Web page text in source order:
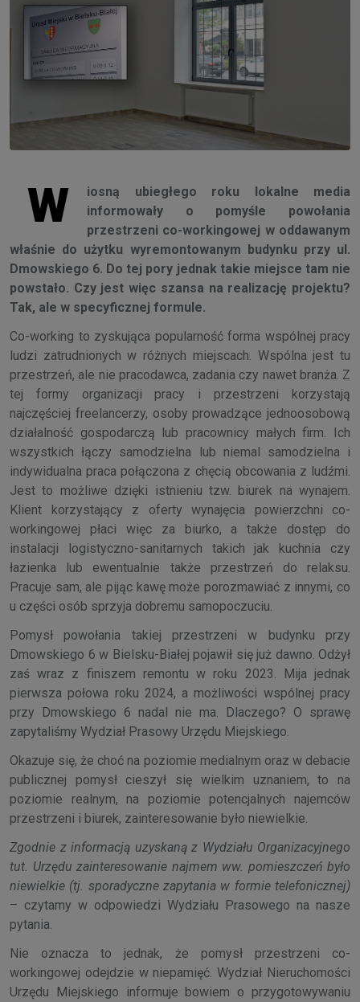
W
iosną ubiegłego roku lokalne media
informowały o pomyśle powołania
przestrzeni co-workingowej w oddawanym
właśnie do użytku wyremontowanym budynku przy ul.
Dmowskiego 6. Do tej pory jednak takie miejsce tam nie
powstało. Czy jest więc szansa na realizację projektu?
Tak, ale w specyficznej formule.
Co-working to zyskująca popularność forma wspólnej pracy
ludzi zatrudnionych w różnych miejscach. Wspólna jest tu
przestrzeń, ale nie pracodawca, zadania czy nawet branża. Z
tej formy organizacji pracy i przestrzeni korzystają
najczęściej freelancerzy, osoby prowadzące jednoosobową
działalność gospodarczą lub pracownicy małych firm. Ich
wszystkich łączy samodzielna lub niemal samodzielna i
indywidualna praca połączona z chęcią obcowania z ludźmi.
Jest to możliwe dzięki istnieniu tzw. biurek na wynajem.
Klient korzystający z oferty wynajęcia powierzchni co-
workingowej płaci więc za biurko, a także dostęp do
instalacji logistyczno-sanitarnych takich jak kuchnia czy
łazienka lub ewentualnie także przestrzeń do relaksu.
Pracuje sam, ale pijąc kawę może porozmawiać z innymi, co
u części osób sprzyja dobremu samopoczuciu.
Pomysł powołania takiej przestrzeni w budynku przy
Dmowskiego 6 w Bielsku-Białej pojawił się już dawno. Odżył
zaś wraz z finiszem remontu w roku 2023. Mija jednak
pierwsza połowa roku 2024, a możliwości wspólnej pracy
przy Dmowskiego 6 nadal nie ma. Dlaczego? O sprawę
zapytaliśmy Wydział Prasowy Urzędu Miejskiego.
Okazuje się, że choć na poziomie medialnym oraz w debacie
publicznej pomysł cieszył się wielkim uznaniem, to na
poziomie realnym, na poziomie potencjalnych najemców
przestrzeni i biurek, zainteresowanie było niewielkie.
Zgodnie z informacją uzyskaną z Wydziału Organizacyjnego
tut. Urzędu zainteresowanie najmem ww. pomieszczeń było
niewielkie (tj. sporadyczne zapytania w formie telefonicznej)
– czytamy w odpowiedzi Wydziału Prasowego na nasze
pytania.
Nie oznacza to jednak, że pomysł przestrzeni co-
workingowej odejdzie w niepamięć. Wydział Nieruchomości
Urzędu Miejskiego informuje bowiem o przygotowywaniu